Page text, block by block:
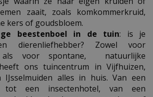
zaait, zoals komkommerkruid,
kers of goudsbloem.
beestenboel in de tuin: is je
dierenliefhebber? Zowel voor
als voor spontane, natuurlijke
ons tuincentrum in Vijfhuizen,
IJsselmuiden alles in huis. Van een
tot een insectenhotel, van een